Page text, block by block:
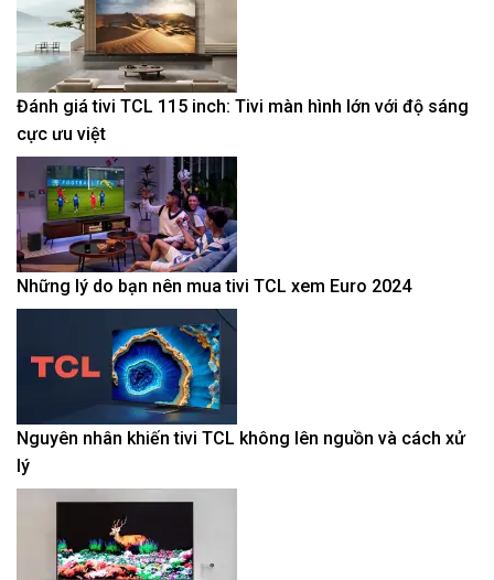
Đánh giá tivi TCL 115 inch: Tivi màn hình lớn với độ sáng
cực ưu việt
Những lý do bạn nên mua tivi TCL xem Euro 2024
Nguyên nhân khiến tivi TCL không lên nguồn và cách xử
lý